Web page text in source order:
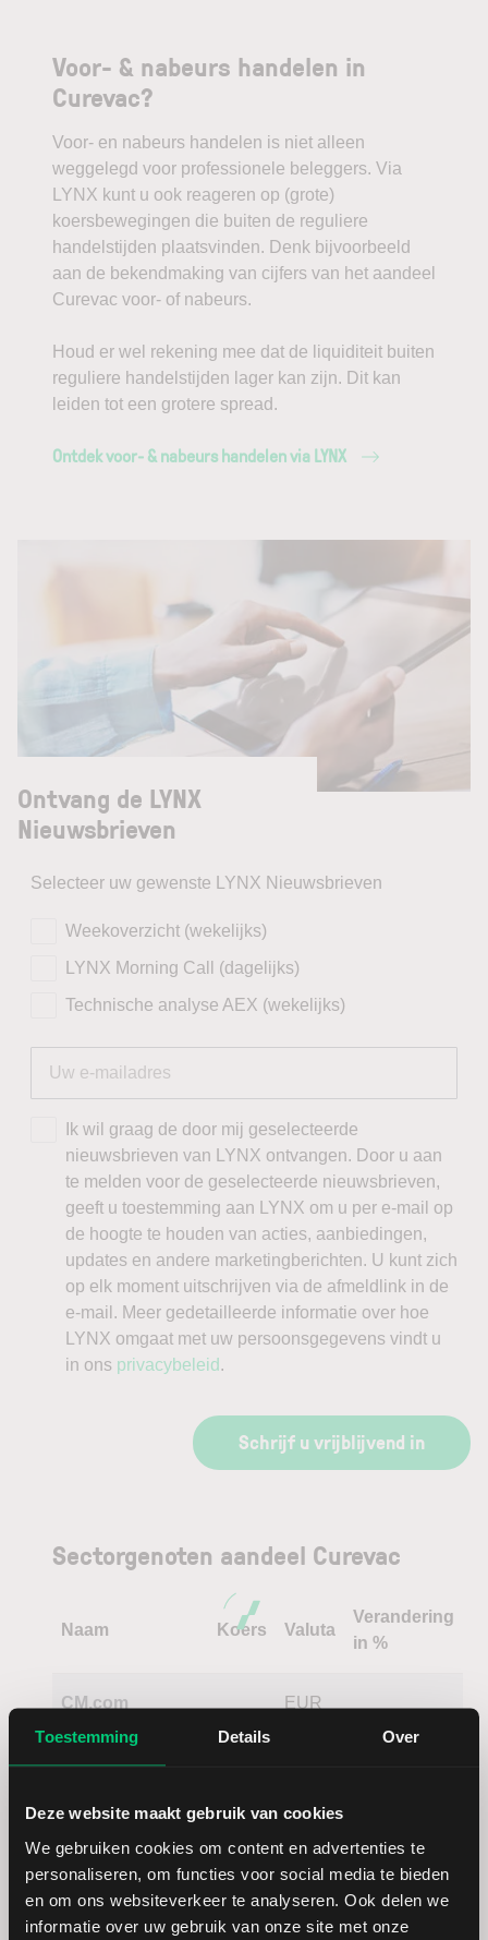
Toestemming Details Over
Deze website maakt gebruik van cookies
We gebruiken cookies om content en advertenties te
personaliseren, om functies voor social media te bieden
en om ons websiteverkeer te analyseren. Ook delen we
informatie over uw gebruik van onze site met onze
Voor- & nabeurs handelen in
Curevac?
Voor- en nabeurs handelen is niet alleen
weggelegd voor professionele beleggers. Via
LYNX kunt u ook reageren op (grote)
koersbewegingen die buiten de reguliere
handelstijden plaatsvinden. Denk bijvoorbeeld
aan de bekendmaking van cijfers van het aandeel
Curevac voor- of nabeurs.
Houd er wel rekening mee dat de liquiditeit buiten
reguliere handelstijden lager kan zijn. Dit kan
leiden tot een grotere spread.
Ontdek voor- & nabeurs handelen via LYNX
Ontvang de LYNX
Nieuwsbrieven
Selecteer uw gewenste LYNX Nieuwsbrieven
Weekoverzicht (wekelijks)
LYNX Morning Call (dagelijks)
Technische analyse AEX (wekelijks)
Ik wil graag de door mij geselecteerde
nieuwsbrieven van LYNX ontvangen. Door u aan
te melden voor de geselecteerde nieuwsbrieven,
geeft u toestemming aan LYNX om u per e-mail op
de hoogte te houden van acties, aanbiedingen,
updates en andere marketingberichten. U kunt zich
op elk moment uitschrijven via de afmeldlink in de
e-mail. Meer gedetailleerde informatie over hoe
LYNX omgaat met uw persoonsgegevens vindt u
in ons privacybeleid .
Schrijf u vrijblijvend in
Sectorgenoten aandeel Curevac
Naam Koers Valuta
Verandering
in %
CM.com EUR
BioCryst
Sixt Leasing EUR
Uranium Energy USD